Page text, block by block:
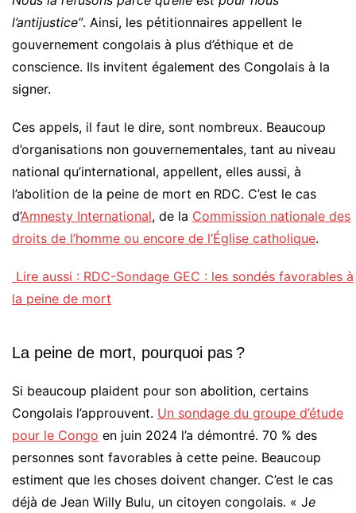
l’antijustice”. Ainsi, les pétitionnaires appellent le
gouvernement congolais à plus d’éthique et de
conscience. Ils invitent également des Congolais à la
signer.
Ces appels, il faut le dire, sont nombreux. Beaucoup
d’organisations non gouvernementales, tant au niveau
national qu’international, appellent, elles aussi, à
l’abolition de la peine de mort en RDC. C’est le cas
d’Amnesty International, de la Commission nationale des
droits de l’homme ou encore de l’Église catholique.
Lire aussi : RDC-Sondage GEC : les sondés favorables à
la peine de mort
La peine de mort, pourquoi pas ?
Si beaucoup plaident pour son abolition, certains
Congolais l’approuvent. Un sondage du groupe d’étude
pour le Congo en juin 2024 l’a démontré. 70 % des
personnes sont favorables à cette peine. Beaucoup
estiment que les choses doivent changer. C’est le cas
déjà de Jean Willy Bulu, un citoyen congolais. « Je